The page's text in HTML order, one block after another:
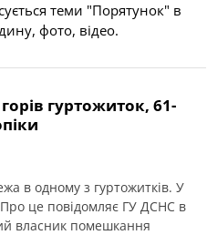
теми "Порятунок" в
фото, відео.
гуртожиток, 61-
в одному з гуртожитків. У
Про це повідомляє ГУ ДСНС в
власник помешкання